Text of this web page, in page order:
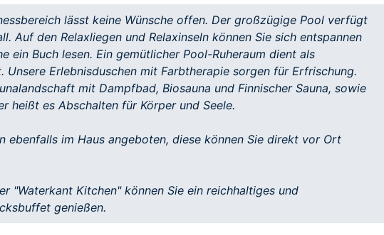
lässt keine Wünsche offen. Der großzügige Pool verfügt
Auf den Relaxliegen und Relaxinseln können Sie sich entspannen
ein Buch lesen. Ein gemütlicher Pool-Ruheraum dient als
Unsere Erlebnisduschen mit Farbtherapie sorgen für Erfrischung.
mit Dampfbad, Biosauna und Finnischer Sauna, sowie
heißt es Abschalten für Körper und Seele.
ebenfalls im Haus angeboten, diese können Sie direkt vor Ort
"Waterkant Kitchen" können Sie ein reichhaltiges und
genießen.